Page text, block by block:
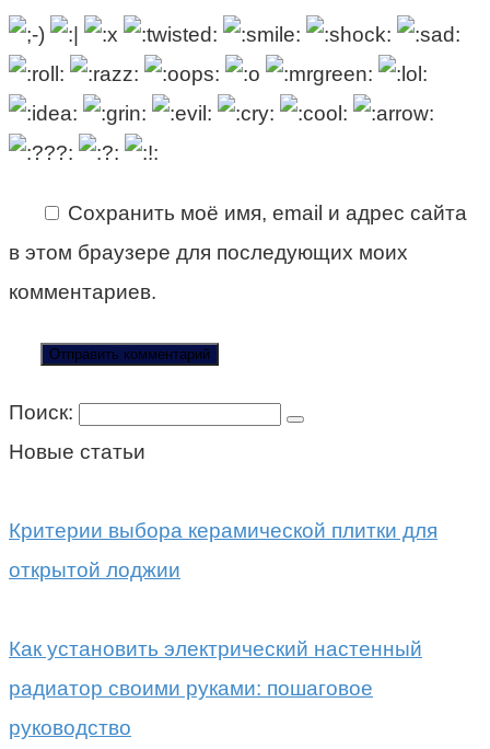
Сохранить моё имя, email и адрес сайта
в этом браузере для последующих моих
комментариев.
Поиск:
Новые статьи
Критерии выбора керамической плитки для
открытой лоджии
Как установить электрический настенный
радиатор своими руками: пошаговое
руководство